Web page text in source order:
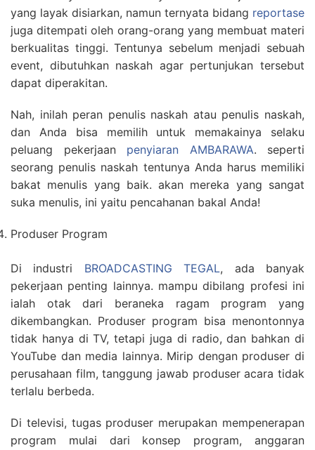
yang layak disiarkan, namun ternyata bidang reportase
juga ditempati oleh orang-orang yang membuat materi
berkualitas tinggi. Tentunya sebelum menjadi sebuah
event, dibutuhkan naskah agar pertunjukan tersebut
dapat diperakitan.
Nah, inilah peran penulis naskah atau penulis naskah,
dan Anda bisa memilih untuk memakainya selaku
peluang pekerjaan penyiaran AMBARAWA. seperti
seorang penulis naskah tentunya Anda harus memiliki
bakat menulis yang baik. akan mereka yang sangat
suka menulis, ini yaitu pencahanan bakal Anda!
Produser Program
Di industri BROADCASTING TEGAL, ada banyak
pekerjaan penting lainnya. mampu dibilang profesi ini
ialah otak dari beraneka ragam program yang
dikembangkan. Produser program bisa menontonnya
tidak hanya di TV, tetapi juga di radio, dan bahkan di
YouTube dan media lainnya. Mirip dengan produser di
perusahaan film, tanggung jawab produser acara tidak
terlalu berbeda.
Di televisi, tugas produser merupakan mempenerapan
program mulai dari konsep program, anggaran